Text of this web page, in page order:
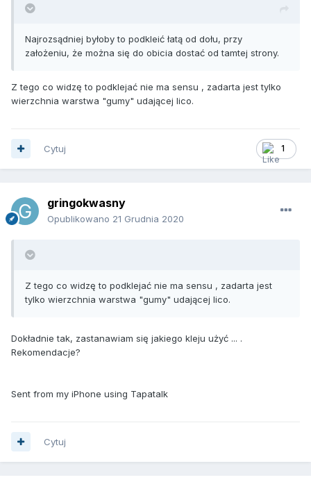
Najrozsądniej byłoby to podkleić łatą od dołu, przy
założeniu, że można się do obicia dostać od tamtej strony.
Z tego co widzę to podklejać nie ma sensu , zadarta jest tylko
wierzchnia warstwa "gumy" udającej lico.
1
Cytuj
gringokwasny
Opublikowano 21 Grudnia 2020
Z tego co widzę to podklejać nie ma sensu , zadarta jest
tylko wierzchnia warstwa "gumy" udającej lico.
Dokładnie tak, zastanawiam się jakiego kleju użyć ... .
Rekomendacje?
Sent from my iPhone using Tapatalk
Cytuj